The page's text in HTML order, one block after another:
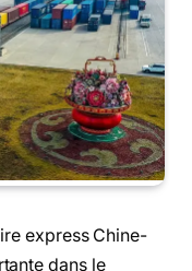
express Chine-
dans le